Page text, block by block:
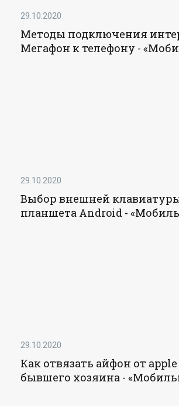
29.10.2020
Методы подключения
Мегафон к телефону -
29.10.2020
Выбор внешней
планшета Android -
29.10.2020
Как отвязать айфон от
бывшего хозяина -